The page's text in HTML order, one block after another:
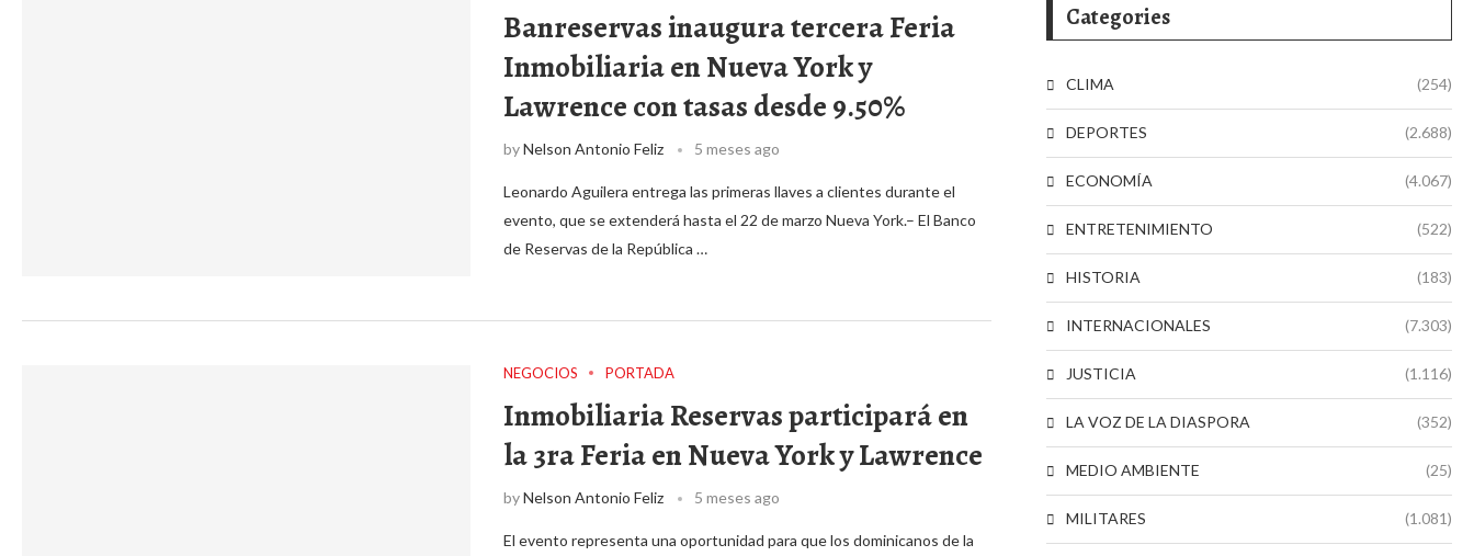
Banreservas inaugura tercera Feria
Inmobiliaria en Nueva York y
Lawrence con tasas desde 9.50%
byNelson Antonio Feliz 5 meses ago
Leonardo Aguilera entrega las primeras llaves a clientes durante el
evento, que se extenderá hasta el 22 de marzo Nueva York.– El Banco
de Reservas de la República …
NEGOCIOS PORTADA
Inmobiliaria Reservas participará en
la 3ra Feria en Nueva York y Lawrence
byNelson Antonio Feliz 5 meses ago
El evento representa una oportunidad para que los dominicanos de la
Categories
CLIMA (254)
DEPORTES (2.688)
ECONOMÍA (4.067)
ENTRETENIMIENTO (522)
HISTORIA (183)
INTERNACIONALES (7.303)
JUSTICIA (1.116)
LA VOZ DE LA DIASPORA (352)
MEDIO AMBIENTE (25)
MILITARES (1.081)